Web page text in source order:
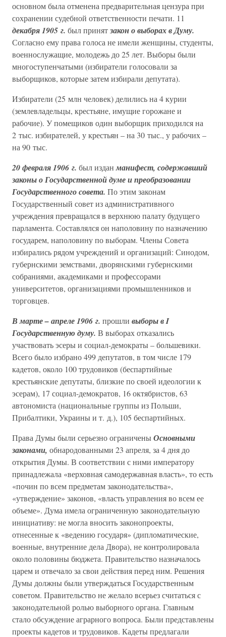
основном была отменена предварительная цензура при
сохранении судебной ответственности печати. 11
декабря 1905 г. был принятзакон о выборах в Думу.
Согласно ему права голоса не имели женщины, студенты,
военнослужащие, молодежь до 25 лет. Выборы были
многоступенчатыми (избиратели голосовали за
выборщиков, которые затем избирали депутата).
Избиратели (25 млн человек) делились на 4 курии
(землевладельцы, крестьяне, имущие горожане и
рабочие). У помещиков один выборщик приходился на
2 тыс. избирателей, у крестьян – на 30 тыс., у рабочих –
на 90 тыс.
20 февраля 1906 г. был изданманифест, содержавший
законы о Государственной думе и преобразовании
Государственного совета. По этим законам
Государственный совет из административного
учреждения превращался в верхнюю палату будущего
парламента. Составлялся он наполовину по назначению
государем, наполовину по выборам. Члены Совета
избирались рядом учреждений и организаций: Синодом,
губернскими земствами, дворянскими губернскими
собраниями, академиками и профессорами
университетов, организациями промышленников и
торговцев.
В марте – апреле 1906 г. прошли выборы в I
Государственную думу. В выборах отказались
участвовать эсеры и социал-демократы – большевики.
Всего было избрано 499 депутатов, в том числе 179
кадетов, около 100 трудовиков (беспартийные
крестьянские депутаты, близкие по своей идеологии к
эсерам), 17 социал-демократов, 16 октябристов, 63
автономиста (национальные группы из Польши,
Прибалтики, Украины и т. д.), 105 беспартийных.
Права Думы были серьезно ограниченыОсновными
законами, обнародованными 23 апреля, за 4 дня до
открытия Думы. В соответствии с ними императору
принадлежала «верховная самодержавная власть», то есть
«почин по всем предметам законодательства»,
«утверждение» законов, «власть управления во всем ее
объеме». Дума имела ограниченную законодательную
инициативу: не могла вносить законопроекты,
отнесенные к «ведению государя» (дипломатические,
военные, внутренние дела Двора), не контролировала
около половины бюджета. Правительство назначалось
царем и отвечало за свои действия перед ним. Решения
Думы должны были утверждаться Государственным
советом. Правительство не желало всерьез считаться с
законодательной ролью выборного органа. Главным
стало обсуждение аграрного вопроса. Были представлены
проекты кадетов и трудовиков. Кадеты предлагали